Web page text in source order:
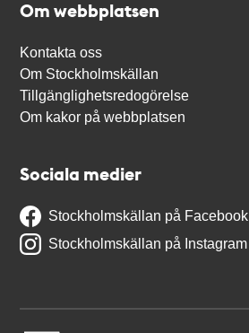
Om webbplatsen
Kontakta oss
Om Stockholmskällan
Tillgänglighetsredogörelse
Om kakor på webbplatsen
Sociala medier
Stockholmskällan på Facebook
Stockholmskällan på Instagram